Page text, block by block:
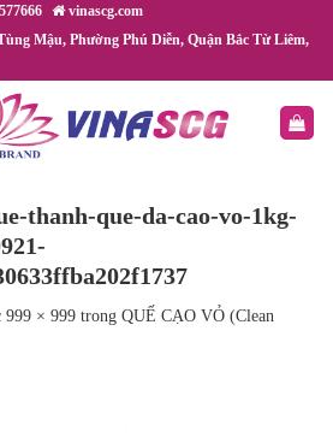
vinascg.com
Mậu, Phường Phú Diễn, Quận Bắc Từ Liêm,
thanh-que-da-cao-vo-1kg-
999 × 999 trong QUẾ CẠO VỎ (Clean